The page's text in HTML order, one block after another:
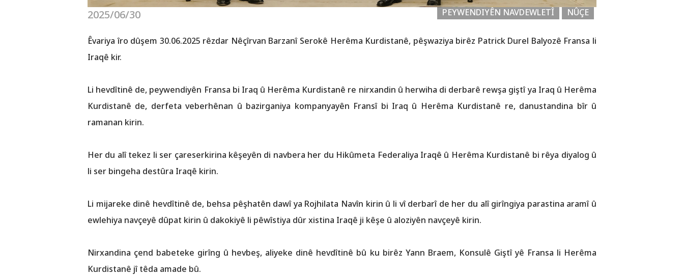
2025/06/30 NÛÇE
PEYWENDIYÊN NAVDEWLETÎ
Êvariya îro dûşem 30.06.2025 rêzdar Nêçîrvan Barzanî Serokê Herêma Kurdistanê, pêşwaziya birêz Patrick Durel Balyozê Fransa li
Iraqê kir.
Li hevdîtinê de, peywendiyên Fransa bi Iraq û Herêma Kurdistanê re nirxandin û herwiha di derbarê rewşa giştî ya Iraq û Herêma
Kurdistanê de, derfeta veberhênan û bazirganiya kompanyayên Fransî bi Iraq û Herêma Kurdistanê re, danustandina bîr û
ramanan kirin.
Her du alî tekez li ser çareserkirina kêşeyên di navbera her du Hikûmeta Federaliya Iraqê û Herêma Kurdistanê bi rêya diyalog û
li ser bingeha destûra Iraqê kirin.
Li mijareke dinê hevdîtinê de, behsa pêşhatên dawî ya Rojhilata Navîn kirin û li vî derbarî de her du alî girîngiya parastina aramî û
ewlehiya navçeyê dûpat kirin û dakokiyê li pêwîstiya dûr xistina Iraqê ji kêşe û aloziyên navçeyê kirin.
Nirxandina çend babeteke girîng û hevbeş, aliyeke dinê hevdîtinê bû ku birêz Yann Braem, Konsulê Giştî yê Fransa li Herêma
Kurdistanê jî têda amade bû.